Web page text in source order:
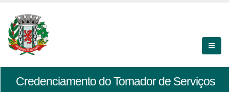
Credenciamento do Tomador de Serviços